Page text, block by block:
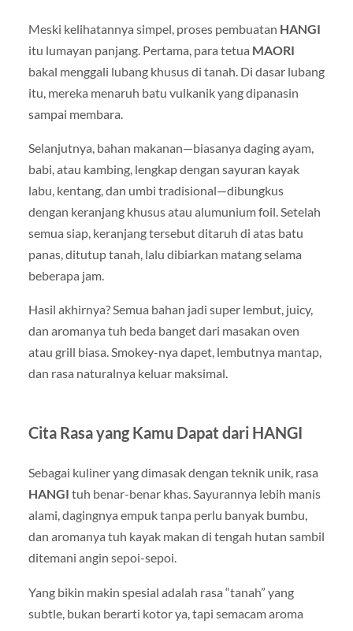
Meski kelihatannya simpel, proses pembuatan HANGI
itu lumayan panjang. Pertama, para tetua MAORI
bakal menggali lubang khusus di tanah. Di dasar lubang
itu, mereka menaruh batu vulkanik yang dipanasin
sampai membara.
Selanjutnya, bahan makanan—biasanya daging ayam,
babi, atau kambing, lengkap dengan sayuran kayak
labu, kentang, dan umbi tradisional—dibungkus
dengan keranjang khusus atau alumunium foil. Setelah
semua siap, keranjang tersebut ditaruh di atas batu
panas, ditutup tanah, lalu dibiarkan matang selama
beberapa jam.
Hasil akhirnya? Semua bahan jadi super lembut, juicy,
dan aromanya tuh beda banget dari masakan oven
atau grill biasa. Smokey-nya dapet, lembutnya mantap,
dan rasa naturalnya keluar maksimal.
Cita Rasa yang Kamu Dapat dari HANGI
Sebagai kuliner yang dimasak dengan teknik unik, rasa
HANGI tuh benar-benar khas. Sayurannya lebih manis
alami, dagingnya empuk tanpa perlu banyak bumbu,
dan aromanya tuh kayak makan di tengah hutan sambil
ditemani angin sepoi-sepoi.
Yang bikin makin spesial adalah rasa “tanah” yang
subtle, bukan berarti kotor ya, tapi semacam aroma